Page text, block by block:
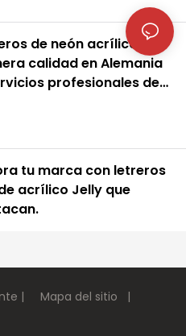
de neón acrílicos de
calidad en Alemania
profesionales de
tu marca con letreros
de acrílico Jelly que
| Mapa del sitio
|